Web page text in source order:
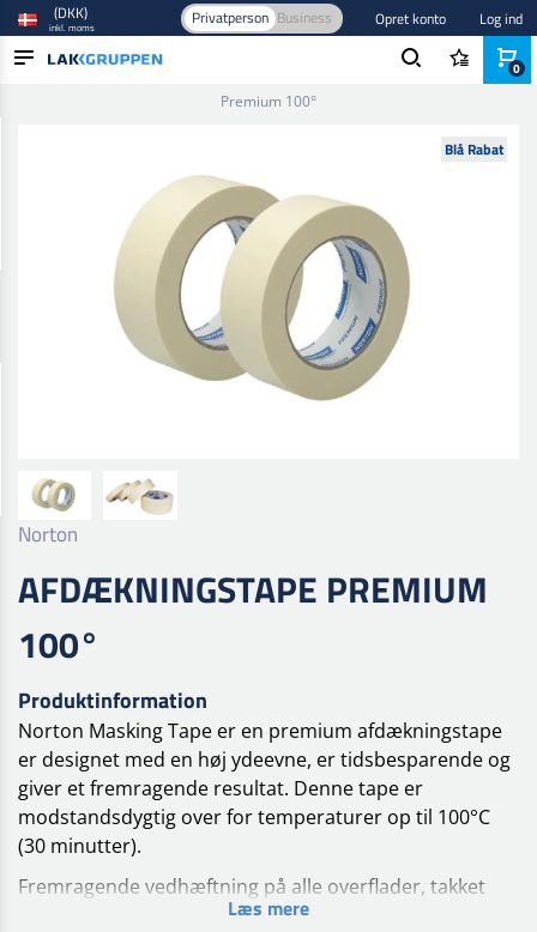
(DKK)
inkl. moms Privatperson Business Opret konto Log ind
Premium 100°
Blå Rabat
Norton
AFDÆKNINGSTAPE PREMIUM
100°
Produktinformation
Norton Masking Tape er en premium afdækningstape
er designet med en høj ydeevne, er tidsbesparende og
giver et fremragende resultat. Denne tape er
modstandsdygtig over for temperaturer op til 100°C
(30 minutter).
Fremragende vedhæftning på alle overflader, takket
være den gummiopløsningsmiddelbaserede
Læs mere
0